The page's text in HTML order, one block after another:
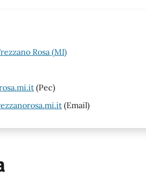
Rosa (MI)
(Pec)
(Email)